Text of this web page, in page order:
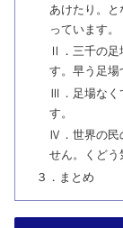
あけたり。
っています。
Ⅱ．三千の
す。早う足場
Ⅲ．足場なく
す。
Ⅳ．世界の民
せん。くどう
３．まとめ